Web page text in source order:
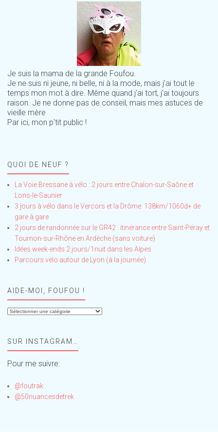
Je suis la mama de la grande Foufou.
Je ne suis ni jeune, ni belle, ni à la mode, mais j'ai tout le
temps mon mot à dire. Même quand j'ai tort, j'ai toujours
raison. Je ne donne pas de conseil, mais mes astuces de
vieille mère
Par ici, mon p'tit public !
QUOI DE NEUF ?
La Voie Bressane à vélo : 2 jours entre Chalon-sur-Saône et
Lons-le-Saunier
3 jours à vélo dans le Vercors et la Drôme: 138km/1060d+ de
gare à gare
2 jours de randonnée sur le GR42 : itinérance entre Saint-Péray et
Tournon-sur-Rhône en Ardèche (sans voiture)
Idées week-ends 2 jours/1nuit dans les Alpes
Parcours vélo autour de Lyon (à la journée)
AIDE-MOI, FOUFOU !
Aide-
!SUR INSTAGRAM…
Pour me suivre:
@foutrak
@50nuancesdetrek